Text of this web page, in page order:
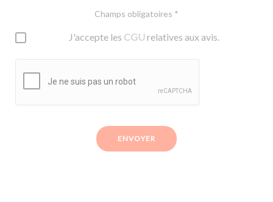
Champs obligatoires *
J'accepte les CGUrelatives aux avis.
ENVOYER